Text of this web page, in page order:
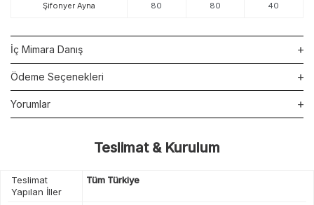
Şifonyer Ayna 80 80 40
İç Mimara Danış
Ödeme Seçenekleri
Yorumlar
Teslimat & Kurulum
Teslimat
Yapılan İller
Tüm Türkiye